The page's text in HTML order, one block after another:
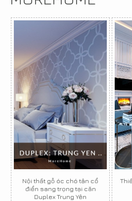
Nội thất gỗ óc chó tân cổ
điển sang trọng tại căn
Duplex Trung Yên